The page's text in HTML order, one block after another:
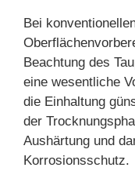
Bei
Beachtung des
eine wesentliche
die Einhaltung
der
Aushärtung und
Korrosionsschutz.